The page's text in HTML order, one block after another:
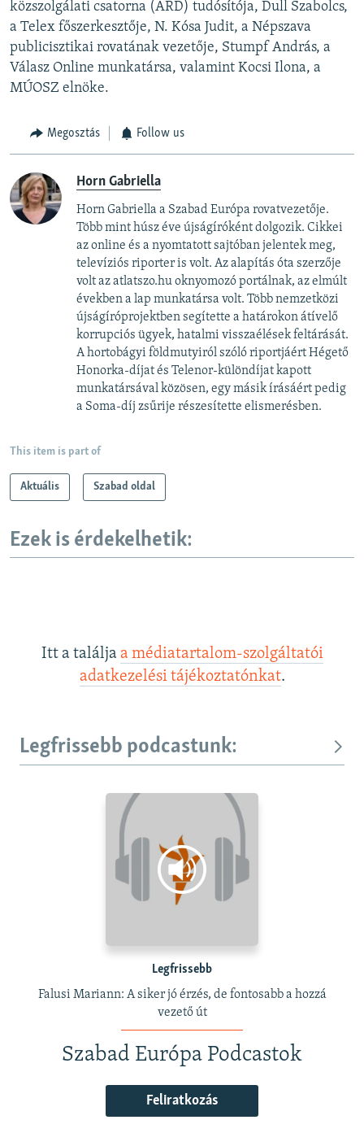
közszolgálati csatorna (ARD) tudósítója, Dull Szabolcs,
a Telex főszerkesztője, N. Kósa Judit, a Népszava
publicisztikai rovatának vezetője, Stumpf András, a
Válasz Online munkatársa, valamint Kocsi Ilona, a
MÚOSZ elnöke.
Megosztás Follow us
Horn Gabriella
Horn Gabriella a Szabad Európa rovatvezetője.
Több mint húsz éve újságíróként dolgozik. Cikkei
az online és a nyomtatott sajtóban jelentek meg,
televíziós riporter is volt. Az alapítás óta szerzője
volt az atlatszo.hu oknyomozó portálnak, az elmúlt
években a lap munkatársa volt. Több nemzetközi
újságíróprojektben segítette a határokon átívelő
korrupciós ügyek, hatalmi visszaélések feltárását. ​
A hortobágyi földmutyiról szóló riportjáért Hégető
Honorka-díjat és Telenor-különdíjat kapott
munkatársával közösen, egy másik írásáért pedig
a Soma-díj zsűrije részesítette elismerésben.
This item is part of
Aktuális Szabad oldal
Ezek is érdekelhetik:
Itt a találja a médiatartalom-szolgáltatói
adatkezelési tájékoztatónkat.
Legfrissebb podcastunk:
Legfrissebb
Falusi Mariann: A siker jó érzés, de fontosabb a hozzá
vezető út
Szabad Európa Podcastok
Feliratkozás